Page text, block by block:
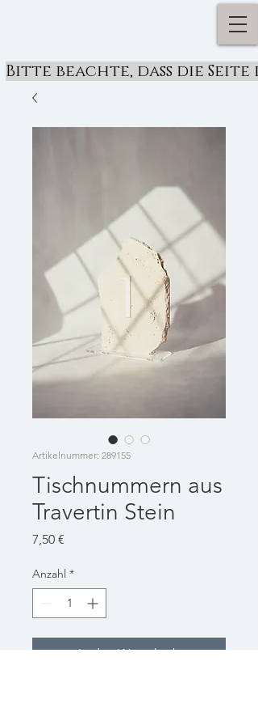
Bitte beachte, dass die
Artikelnummer: 289155
Tischnummern aus
Travertin Stein
7,50 €
Anzahl *
In den Warenkorb